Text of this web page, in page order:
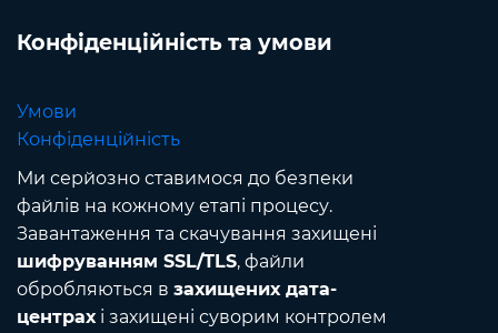
Конфіденційність та умови
Умови
Конфіденційність
Ми серйозно ставимося до безпеки
файлів на кожному етапі процесу.
Завантаження та скачування захищені
шифруванням SSL/TLS, файли
обробляються в захищених дата-
центрахі захищені суворим контролем